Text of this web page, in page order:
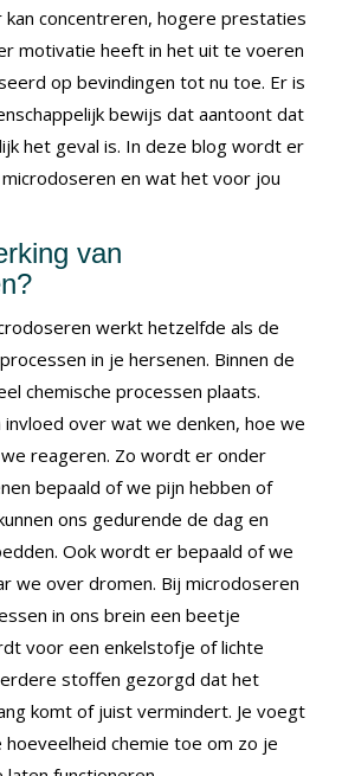
concentreren, hogere prestaties
motivatie heeft in het uit te voeren
op bevindingen tot nu toe. Er is
bewijs dat aantoont dat
het geval is. In deze blog wordt er
en wat het voor jou
van
werkt hetzelfde als de
in je hersenen. Binnen de
chemische processen plaats.
over wat we denken, hoe we
reageren. Zo wordt er onder
bepaald of we pijn hebben of
ons gedurende de dag en
Ook wordt er bepaald of we
we over dromen. Bij microdoseren
in ons brein een beetje
voor een enkelstofje of lichte
stoffen gezorgd dat het
komt of juist vermindert. Je voegt
hoeveelheid chemie toe om zo je